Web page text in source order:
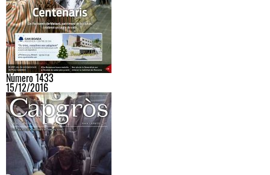
Número 1433
15/12/2016